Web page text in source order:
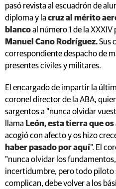
pasó revista al escuadrón de
diploma y la cruz al mérito
blancoal número 1 de la
Manuel Cano Rodríguez.Sus
correspondiente despacho de
presentes civiles y militares.
El encargado de impartir la
coronel director de la ABA,
sargentos a "nunca olvidar
llama León, esta tierra que
acogió con afecto y os hizo
haber pasado por aquí". El
"nunca olvidar los
incertidumbre, pero todo piloto
complican, debe volver a los